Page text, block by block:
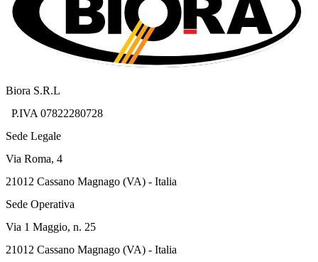
Biora S.R.L
P.IVA 07822280728
Sede Legale
Via Roma, 4
21012 Cassano Magnago (VA) - Italia
Sede Operativa
Via 1 Maggio, n. 25
21012 Cassano Magnago (VA) - Italia